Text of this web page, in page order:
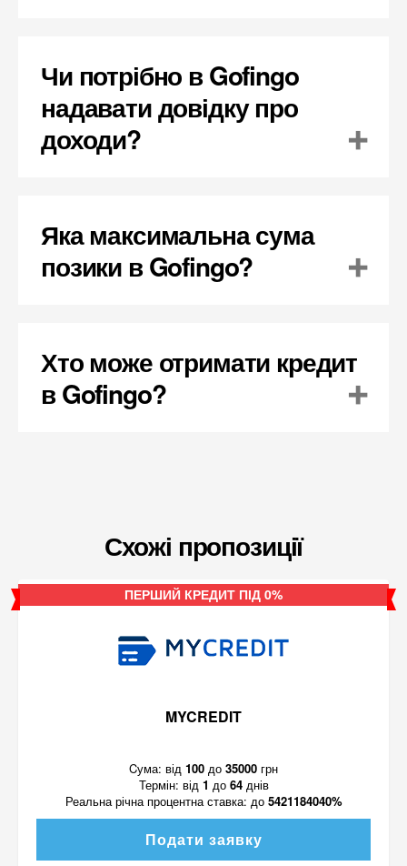
Чи потрібно в Gofingo
надавати довідку про
доходи?
Яка максимальна сума
позики в Gofingo?
Хто може отримати кредит
в Gofingo?
Схожі пропозиції
ПЕРШИЙ КРЕДИТ ПІД 0%
MYCREDIT
Cума: від 100 до 35000 грн
Термін: від 1 до 64днів
Реальна річна процентна ставка: до 5421184040%
Подати заявку